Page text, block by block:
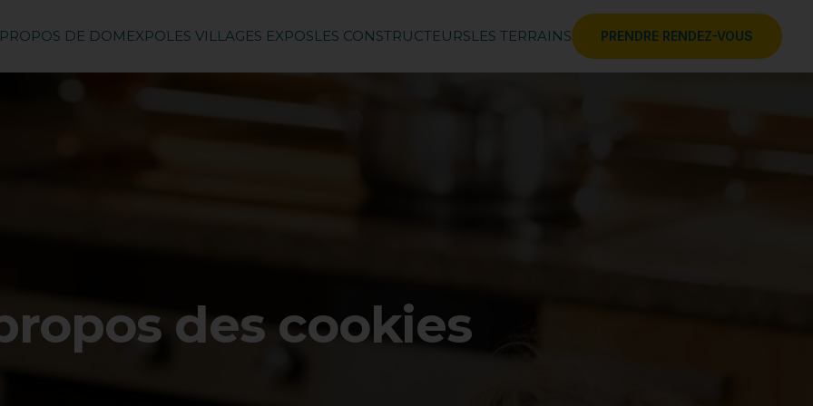
DE DOMEXPOLES VILLAGES EXPOSLES CONSTRUCTEURSLES TERRAINS PRENDRE RENDEZ-VOUS
des cookies